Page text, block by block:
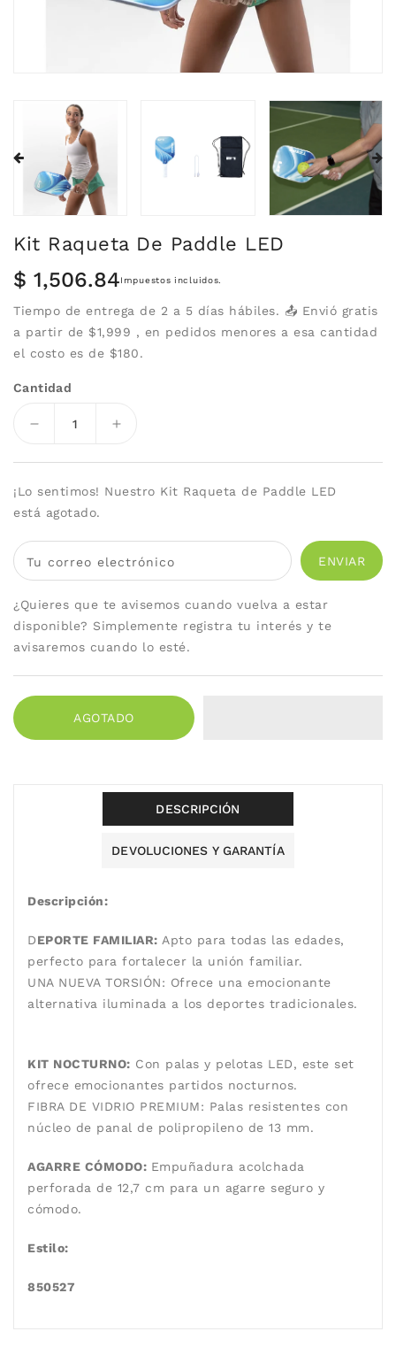
Kit Raqueta De Paddle LED
Precio
habitual
$ 1,506.84Impuestos incluidos.
Tiempo de entrega de 2 a 5 días hábiles. 📤 Envió gratis
a partir de $1,999 , en pedidos menores a esa cantidad
el costo es de $180.
Cantidad
Reducir
para
Kit
Raqueta
Paddle
LED
Aumentar
para
Kit
Paddle
LED
¡Lo sentimos! Nuestro Kit Raqueta de Paddle LED
está agotado.
Tu correo electrónico
¿Quieres que te avisemos cuando vuelva a estar
disponible? Simplemente registra tu interés y te
avisaremos cuando lo esté.
AGOTADO
DESCRIPCIÓN
DEVOLUCIONES Y GARANTÍA
Descripción:
DEPORTE FAMILIAR: Apto para todas las edades,
perfecto para fortalecer la unión familiar.
UNA NUEVA TORSIÓN: Ofrece una emocionante
alternativa iluminada a los deportes tradicionales.
KIT NOCTURNO: Con palas y pelotas LED, este set
ofrece emocionantes partidos nocturnos.
FIBRA DE VIDRIO PREMIUM: Palas resistentes con
núcleo de panal de polipropileno de 13 mm.
AGARRE CÓMODO: Empuñadura acolchada
perforada de 12,7 cm para un agarre seguro y
cómodo.
Estilo:
850527